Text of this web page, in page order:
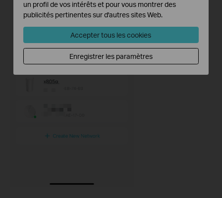
un profil de vos intérêts et pour vous montrer des
publicités pertinentes sur d'autres sites Web.
Accepter tous les cookies
Enregistrer les paramètres